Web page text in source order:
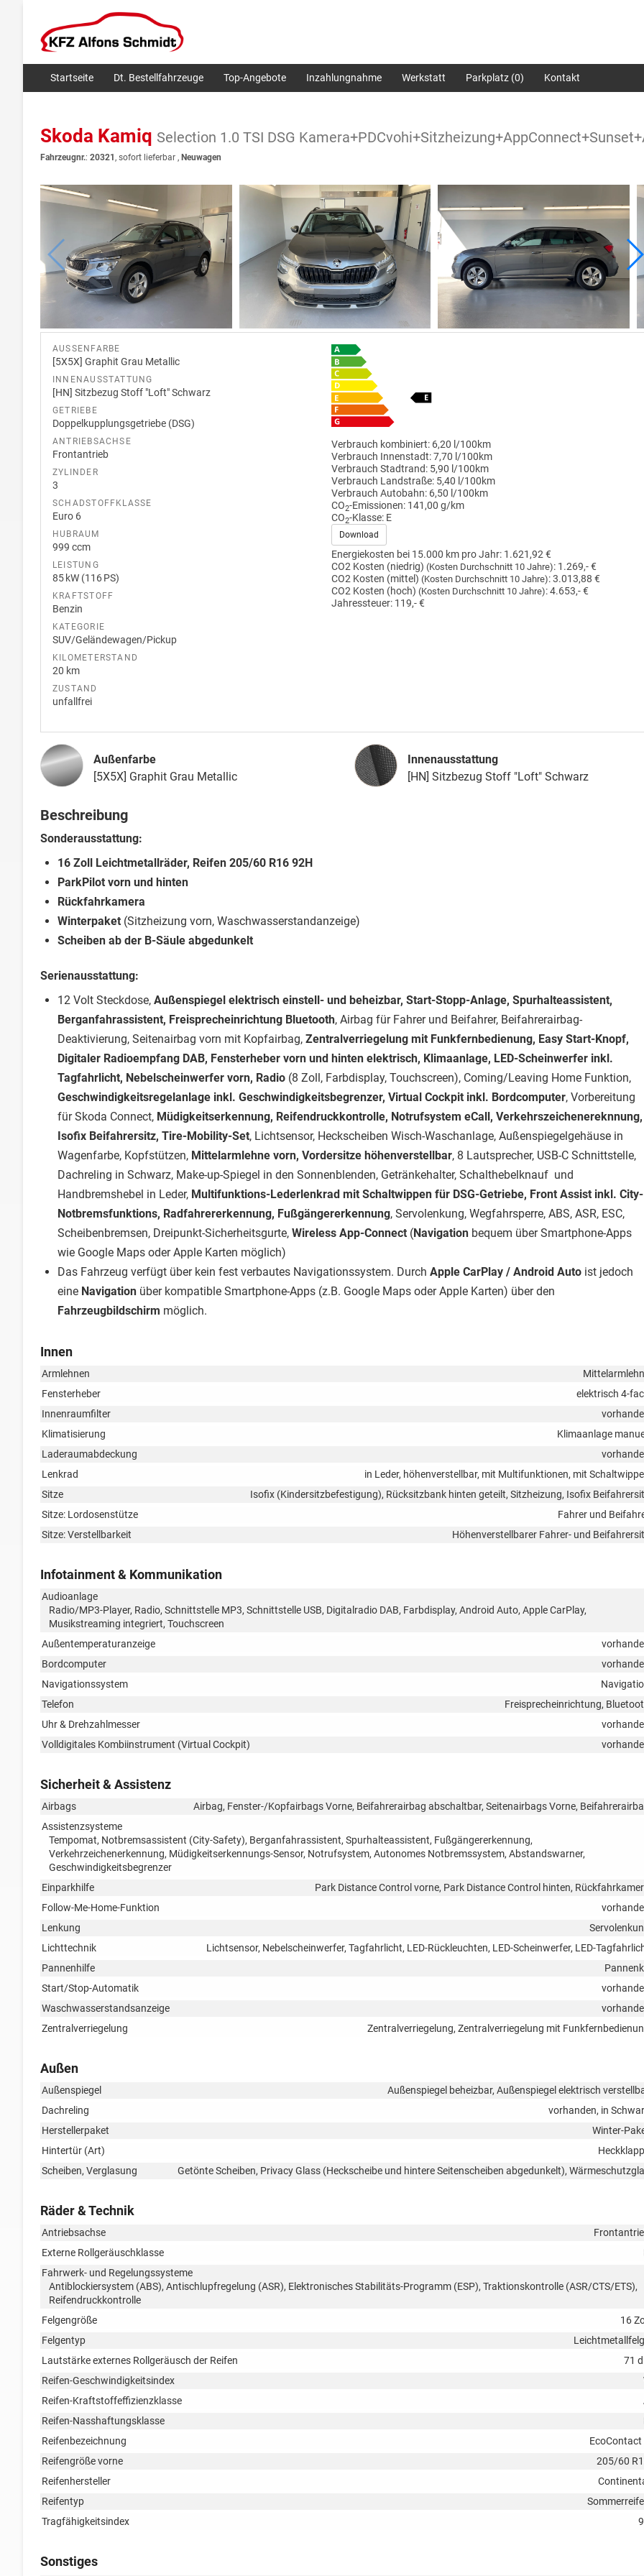
Startseite Dt. Bestellfahrzeuge Top-Angebote Inzahlungnahme Werkstatt Parkplatz (0) Kontakt
Skoda Kamiq Selection 1.0 TSI DSG
Fahrzeugnr.: 20321 , sofort lieferbar , Neuwagen
AUSSENFARBE
[5X5X] Graphit Grau Metallic
INNENAUSSTATTUNG
[HN] Sitzbezug Stoff "Loft" Schwarz
GETRIEBE
Doppelkupplungsgetriebe (DSG)
ANTRIEBSACHSE
Frontantrieb
ZYLINDER
3
SCHADSTOFFKLASSE
Euro 6
HUBRAUM
999 ccm
LEISTUNG
85 kW (116 PS)
KRAFTSTOFF
Benzin
KATEGORIE
SUV/Geländewagen/Pickup
KILOMETERSTAND
20 km
ZUSTAND
unfallfrei
Verbrauch kombiniert: 6,20 l/100km
Verbrauch Innenstadt:7,70 l/100km
Verbrauch Stadtrand: 5,90 l/100km
Verbrauch Landstraße: 5,40 l/100km
Verbrauch Autobahn: 6,50 l/100km
CO2-Emissionen: 141,00 g/km
CO2-Klasse: E
Download
Energiekosten bei 15.000 km pro Jahr: 1.621,92 €
CO2 Kosten (niedrig) (Kosten Durchschnitt 10 Jahre): 1.269,- €
CO2 Kosten (mittel) (Kosten Durchschnitt 10 Jahre):3.013,88 €
CO2 Kosten (hoch) (Kosten Durchschnitt 10 Jahre):4.653,- €
Jahressteuer: 119,- €
Außenfarbe
[5X5X] Graphit Grau Metallic
Innenausstattung
Innenausstattung
[HN] Sitzbezug Stoff "Loft" Schwarz
Beschreibung
Sonderausstattung:
16 Zoll Leichtmetallräder, Reifen 205/60 R16 92H
ParkPilot vorn und hinten
Rückfahrkamera
Winterpaket (Sitzheizung vorn, Waschwasserstandanzeige)
Scheiben ab der B-Säule abgedunkelt
Serienausstattung:
12 Volt Steckdose, Außenspiegel elektrisch einstell- und beheizbar, Start-Stopp-Anlage, Spurhalteassistent,
Berganfahrassistent, Freisprecheinrichtung Bluetooth, Airbag für Fahrer und Beifahrer, Beifahrerairbag-
Deaktivierung, Seitenairbag vorn mit Kopfairbag, Zentralverriegelung mit Funkfernbedienung, Easy Start-Knopf,
Digitaler Radioempfang DAB, Fensterheber vorn und hinten elektrisch, Klimaanlage, LED-Scheinwerfer inkl.
Tagfahrlicht, Nebelscheinwerfer vorn, Radio (8 Zoll, Farbdisplay, Touchscreen), Coming/Leaving Home Funktion,
Geschwindigkeitsregelanlage inkl. Geschwindigkeitsbegrenzer, Virtual Cockpit inkl. Bordcomputer, Vorbereitung
für Skoda Connect, Müdigkeitserkennung, Reifendruckkontrolle, Notrufsystem eCall, Verkehrszeichenereknnung,
Isofix Beifahrersitz, Tire-Mobility-Set, Lichtsensor, Heckscheiben Wisch-Waschanlage, Außenspiegelgehäuse in
Wagenfarbe, Kopfstützen, Mittelarmlehne vorn, Vordersitze höhenverstellbar, 8 Lautsprecher, USB-C Schnittstelle,
Dachreling in Schwarz, Make-up-Spiegel in den Sonnenblenden, Getränkehalter, Schalthebelknauf und
Handbremshebel in Leder, Multifunktions-Lederlenkrad mit Schaltwippen für DSG-Getriebe, Front Assist inkl. City-
Notbremsfunktions, Radfahrererkennung, Fußgängererkennung, Servolenkung, Wegfahrsperre, ABS, ASR, ESC,
Scheibenbremsen, Dreipunkt-Sicherheitsgurte, Wireless App-Connect (Navigation bequem über Smartphone-Apps
wie Google Maps oder Apple Karten möglich)
Das Fahrzeug verfügt über kein fest verbautes Navigationssystem. Durch Apple CarPlay / Android Auto ist jedoch
eine Navigation über kompatible Smartphone-Apps (z.B. Google Maps oder Apple Karten) über den
Fahrzeugbildschirm möglich.
Innen
Armlehnen
Fensterheber
elektrisch 4-
Innenraumfilter
Klimatisierung
Klimaanlage
Laderaumabdeckung
Lenkrad
in Leder, höhenverstellbar, mit Multifunktionen, mit
Sitze
Isofix (Kindersitzbefestigung), Rücksitzbank hinten geteilt, Sitzheizung, Isofix
Sitze: Lordosenstütze
Fahrer und
Sitze: Verstellbarkeit
Höhenverstellbarer Fahrer- und
Infotainment & Kommunikation
Audioanlage
Radio/MP3-Player, Radio, Schnittstelle MP3, Schnittstelle USB, Digitalradio DAB, Farbdisplay, Android Auto, Apple CarPlay,
Musikstreaming integriert, Touchscreen
Außentemperaturanzeige
Bordcomputer
Navigationssystem
Telefon
Freisprecheinrichtung,
Uhr & Drehzahlmesser
Volldigitales Kombiinstrument (Virtual Cockpit)
Sicherheit & Assistenz
Airbags
Airbag, Fenster-/Kopfairbags Vorne, Beifahrerairbag abschaltbar, Seitenairbags Vorne,
Assistenzsysteme
Tempomat, Notbremsassistent (City-Safety), Berganfahrassistent, Spurhalteassistent, Fußgängererkennung,
Verkehrzeichenerkennung, Müdigkeitserkennungs-Sensor, Notrufsystem, Autonomes Notbremssystem, Abstandswarner,
Geschwindigkeitsbegrenzer
Einparkhilfe
Park Distance Control vorne, Park Distance Control hinten,
Follow-Me-Home-Funktion
Lenkung
Lichttechnik
Lichtsensor, Nebelscheinwerfer, Tagfahrlicht, LED-Rückleuchten, LED-Scheinwerfer, LED-
Pannenhilfe
Start/Stop-Automatik
Waschwasserstandsanzeige
Zentralverriegelung
Zentralverriegelung, Zentralverriegelung mit
Außen
Außenspiegel
Außenspiegel beheizbar, Außenspiegel elektrisch
Dachreling
vorhanden, in
Herstellerpaket
Winter-
Hintertür (Art)
Scheiben, Verglasung
Getönte Scheiben, Privacy Glass (Heckscheibe und hintere Seitenscheiben abgedunkelt),
Räder & Technik
Antriebsachse
Externe Rollgeräuschklasse
Fahrwerk- und Regelungssysteme
Antiblockiersystem (ABS), Antischlupfregelung (ASR), Elektronisches Stabilitäts-Programm (ESP), Traktionskontrolle (ASR/CTS/ETS),
Reifendruckkontrolle
Felgengröße
16
Felgentyp
Lautstärke externes Rollgeräusch der Reifen
71
Reifen-Geschwindigkeitsindex
Reifen-Kraftstoffeffizienzklasse
Reifen-Nasshaftungsklasse
Reifenbezeichnung
EcoContact
Reifengröße vorne
205/60
Reifenhersteller
Reifentyp
Tragfähigkeitsindex
Sonstiges